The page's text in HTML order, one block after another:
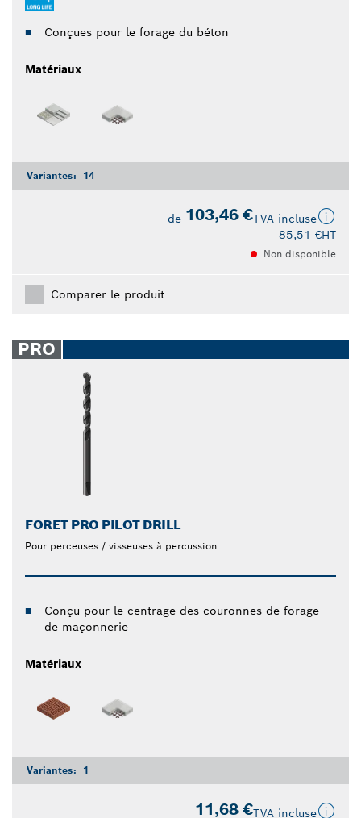
Conçues pour le forage du béton
Matériaux
Variantes: 14
de 103,46 €TVA incluse
85,51 €HT
Non disponible
Comparer le produit
PRO
FORET PRO PILOT DRILL
Pour perceuses / visseuses à percussion
Conçu pour le centrage des couronnes de forage
de maçonnerie
Matériaux
Variantes: 1
11,68 €TVA incluse